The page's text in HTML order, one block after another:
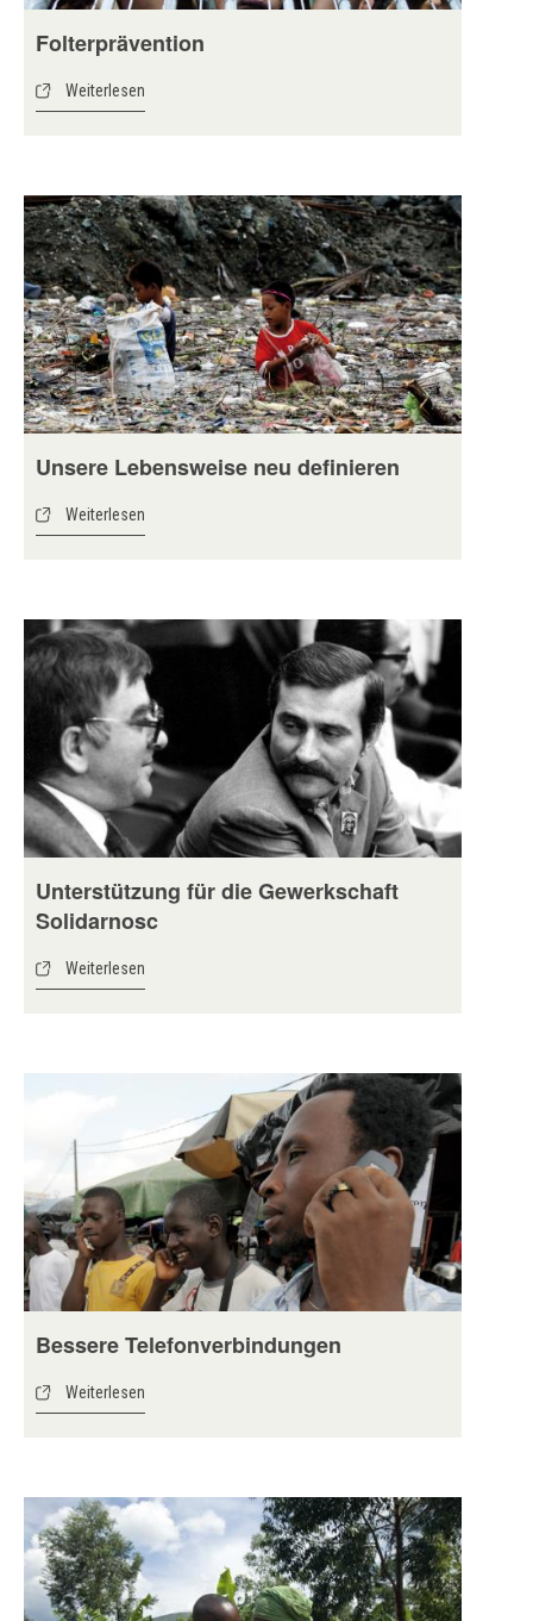
Folterprävention
Weiterlesen
Unsere Lebensweise neu definieren
Weiterlesen
Unterstützung für die Gewerkschaft
Solidarnosc
Weiterlesen
Bessere Telefonverbindungen
Weiterlesen